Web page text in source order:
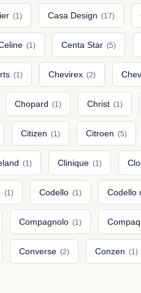
(1) Casa Design (17)
(1) Centa Star (5)
(1) Chevirex (2)
Chopard (1) Christ (1)
Citizen (1) Citroen (5)
(1) Clinique (1)
(1) Codello (1) Codello
Compagnolo (1) Compaq
Converse (2) Conzen (1)